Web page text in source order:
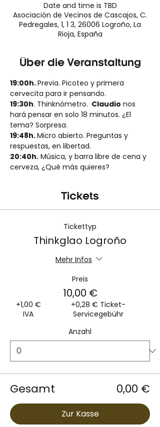
Date and time is TBD
Asociación de Vecinos de Cascajos, C.
Pedregales, 1, 1 3, 26006 Logroño, La
Rioja, España
Über die Veranstaltung
19:00h. Previa. Picoteo y primera
cervecita para ir pensando.
19:30h. Thinknómetro. Claudio nos
hará pensar en solo 18 minutos. ¿El
tema? Sorpresa.
19:48h. Micro abierto. Preguntas y
respuestas, en libertad.
20:40h. Música, y barra libre de cena y
cerveza, ¿Qué más quieres?
Tickets
Tickettyp
Thinkglao Logroño
Mehr Infos
Preis
10,00 €
+1,00 €
IVA
+0,28 € Ticket-
Servicegebühr
Anzahl
Gesamt 0,00 €
Zur Kasse